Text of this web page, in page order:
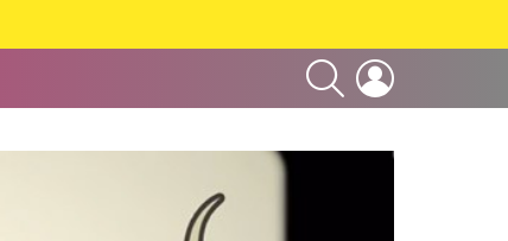
SEARCH